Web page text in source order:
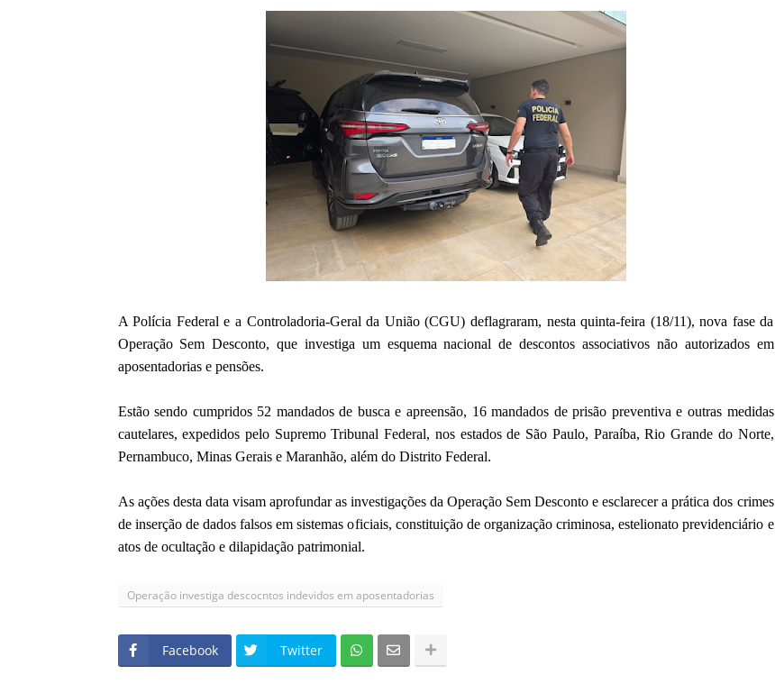
A Polícia Federal e a Controladoria-Geral da União (CGU) deflagraram, nesta quinta-feira (18/11), nova fase da
Operação Sem Desconto, que investiga um esquema nacional de descontos associativos não autorizados em
aposentadorias e pensões.
Estão sendo cumpridos 52 mandados de busca e apreensão, 16 mandados de prisão preventiva e outras medidas
cautelares, expedidos pelo Supremo Tribunal Federal, nos estados de São Paulo, Paraíba, Rio Grande do Norte,
Pernambuco, Minas Gerais e Maranhão, além do Distrito Federal.
As ações desta data visam aprofundar as investigações da Operação Sem Desconto e esclarecer a prática dos crimes
de inserção de dados falsos em sistemas oficiais, constituição de organização criminosa, estelionato previdenciário e
atos de ocultação e dilapidação patrimonial.
Operação investiga descocntos indevidos em aposentadorias
Facebook Twitter